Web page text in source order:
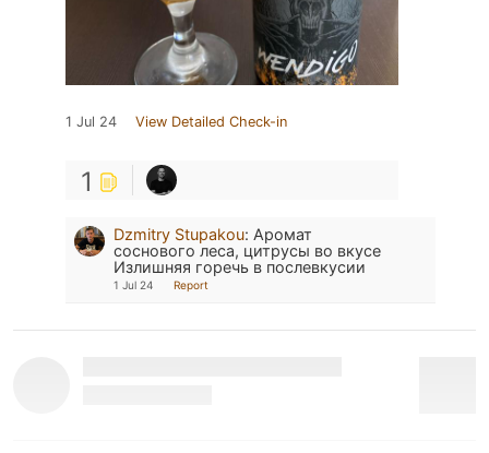
1 Jul 24 View Detailed Check-in
1
Dzmitry Stupakou: Аромат
соснового леса, цитрусы во вкусе
Излишняя горечь в послевкусии
1 Jul 24 Report